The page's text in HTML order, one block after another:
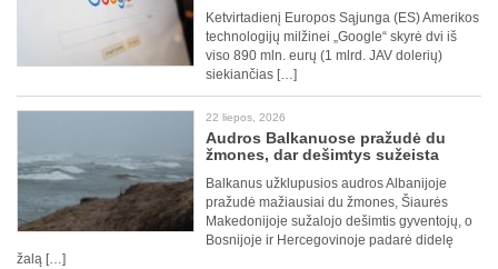
Ketvirtadienį Europos Sąjunga (ES) Amerikos
technologijų milžinei „Google“ skyrė dvi iš
viso 890 mln. eurų (1 mlrd. JAV dolerių)
siekiančias […]
22 liepos, 2026
Audros Balkanuose pražudė du
žmones, dar dešimtys sužeista
Balkanus užklupusios audros Albanijoje
pražudė mažiausiai du žmones, Šiaurės
Makedonijoje sužalojo dešimtis gyventojų, o
Bosnijoje ir Hercegovinoje padarė didelę
žalą […]